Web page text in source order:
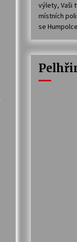
výlety, Vaši
místních
se